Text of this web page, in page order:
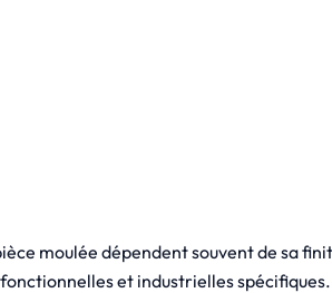
moulée dépendent souvent de sa
et industrielles spécifiques.